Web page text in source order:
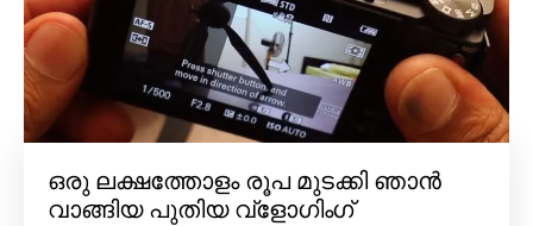
ഒരു ലക്ഷത്തോളം രൂപ മുടക്കി ഞാൻ
വാങ്ങിയ പുതിയ വ്‌ളോഗിംഗ്